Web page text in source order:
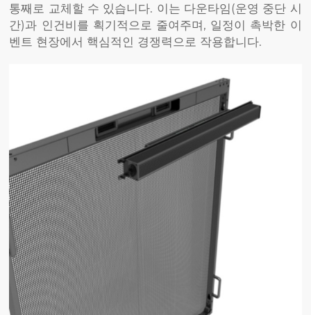
통째로 교체할 수 있습니다. 이는 다운타임(운영 중단 시
간)과 인건비를 획기적으로 줄여주며, 일정이 촉박한 이
벤트 현장에서 핵심적인 경쟁력으로 작용합니다.